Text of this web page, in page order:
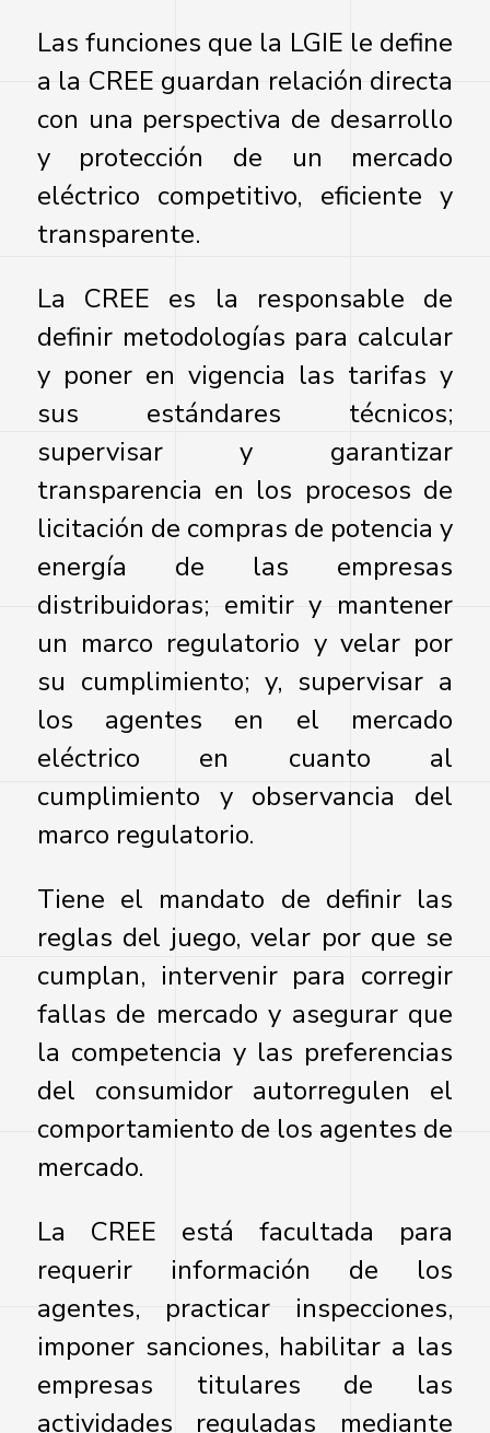
Las funciones que la LGIE le define
a la CREE guardan relación directa
con una perspectiva de desarrollo
y protección de un mercado
eléctrico competitivo, eficiente y
transparente.
La CREE es la responsable de
definir metodologías para calcular
y poner en vigencia las tarifas y
sus estándares técnicos;
supervisar y garantizar
transparencia en los procesos de
licitación de compras de potencia y
energía de las empresas
distribuidoras; emitir y mantener
un marco regulatorio y velar por
su cumplimiento; y, supervisar a
los agentes en el mercado
eléctrico en cuanto al
cumplimiento y observancia del
marco regulatorio.
Tiene el mandato de definir las
reglas del juego, velar por que se
cumplan, intervenir para corregir
fallas de mercado y asegurar que
la competencia y las preferencias
del consumidor autorregulen el
comportamiento de los agentes de
mercado.
La CREE está facultada para
requerir información de los
agentes, practicar inspecciones,
imponer sanciones, habilitar a las
empresas titulares de las
actividades reguladas mediante